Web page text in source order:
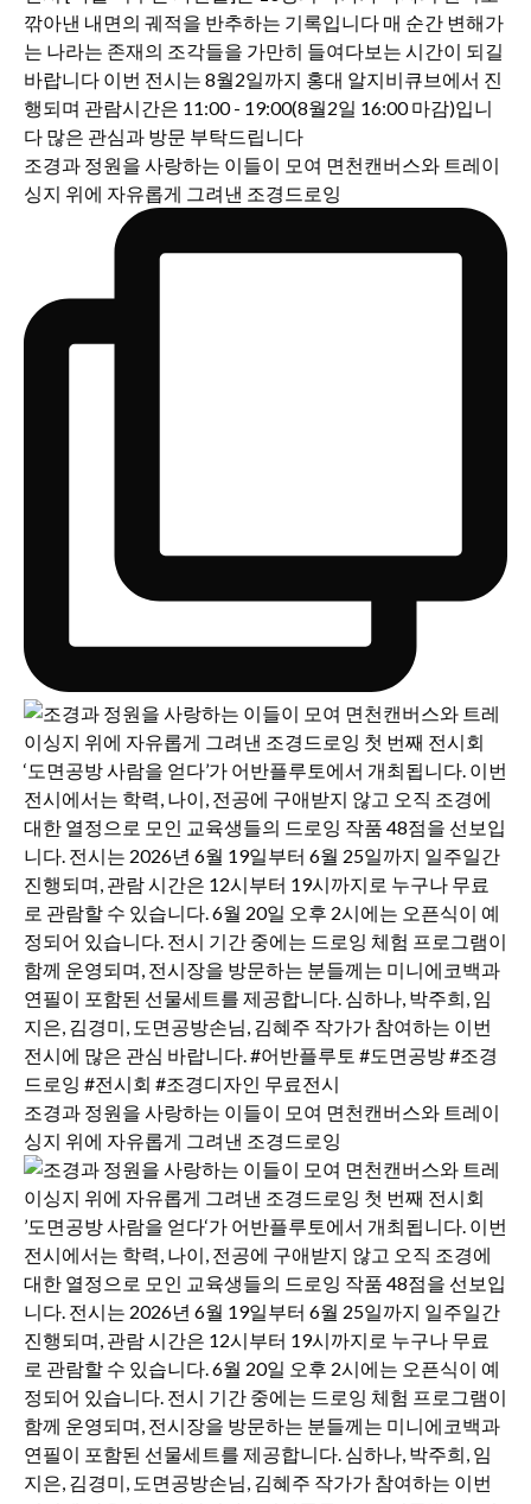
조경과 정원을 사랑하는 이들이 모여 면천캔버스와 트레이
싱지 위에 자유롭게 그려낸 조경드로잉
조경과 정원을 사랑하는 이들이 모여 면천캔버스와 트레이
싱지 위에 자유롭게 그려낸 조경드로잉